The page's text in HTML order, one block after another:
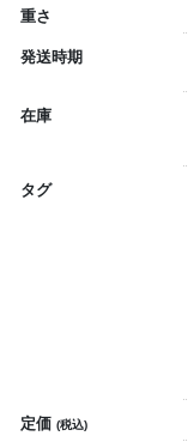
重さ
発送時期
在庫
タグ
定価 (税込)